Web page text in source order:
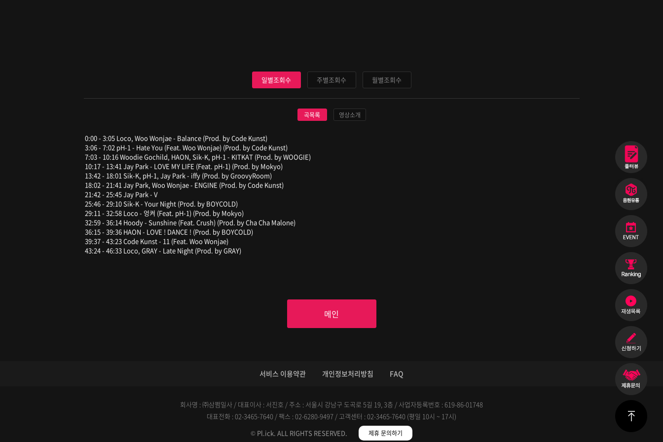
일별조회수 주별조회수 월별조회수
곡목록 영상소개
0:00 - 3:05 Loco, Woo Wonjae - Balance (Prod. by Code Kunst)
3:06 - 7:02 pH-1 - Hate You (Feat. Woo Wonjae) (Prod. by Code Kunst)
7:03 - 10:16 Woodie Gochild, HAON, Sik-K, pH-1 - KITKAT (Prod. by WOOGIE)
10:17 - 13:41 Jay Park - LOVE MY LIFE (Feat. pH-1) (Prod. by Mokyo)
13:42 - 18:01 Sik-K, pH-1, Jay Park - iffy (Prod. by GroovyRoom)
18:02 - 21:41 Jay Park, Woo Wonjae - ENGINE (Prod. by Code Kunst)
21:42 - 25:45 Jay Park - V
25:46 - 29:10 Sik-K - Your Night (Prod. by BOYCOLD)
29:11 - 32:58 Loco - 엉켜 (Feat. pH-1) (Prod. by Mokyo)
32:59 - 36:14 Hoody - Sunshine (Feat. Crush) (Prod. by Cha Cha Malone)
36:15 - 39:36 HAON - LOVE ! DANCE ! (Prod. by BOYCOLD)
39:37 - 43:23 Code Kunst - 11 (Feat. Woo Wonjae)
43:24 - 46:33 Loco, GRAY - Late Night (Prod. by GRAY)
메인
서비스 이용약관 개인정보처리방침 FAQ
회사명 : ㈜삼쩜일사 / 대표이사 : 서진호 / 주소 : 서울시 강남구 도곡로 5길 19, 3층 / 사업자등록번호 : 619-86-01748
대표전화 : 02-3465-7640 / 팩스 : 02-6280-9497 / 고객센터 : 02-3465-7640 (평일 10시 ~ 17시)
© Pl.ick. ALL RIGHTS RESERVED.
제휴 문의하기